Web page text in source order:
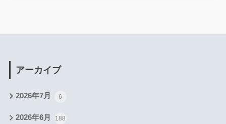
アーカイブ
2026年7月 6
2026年6月 188